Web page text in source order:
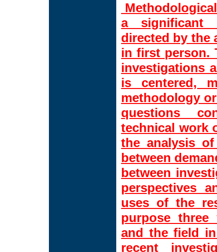
a significant
directed by the
in first person.
investigations
is centered,
methodology
questions
technical work
the analysis
between
between
perspectives
uses of the
purpose three
and the field
recent